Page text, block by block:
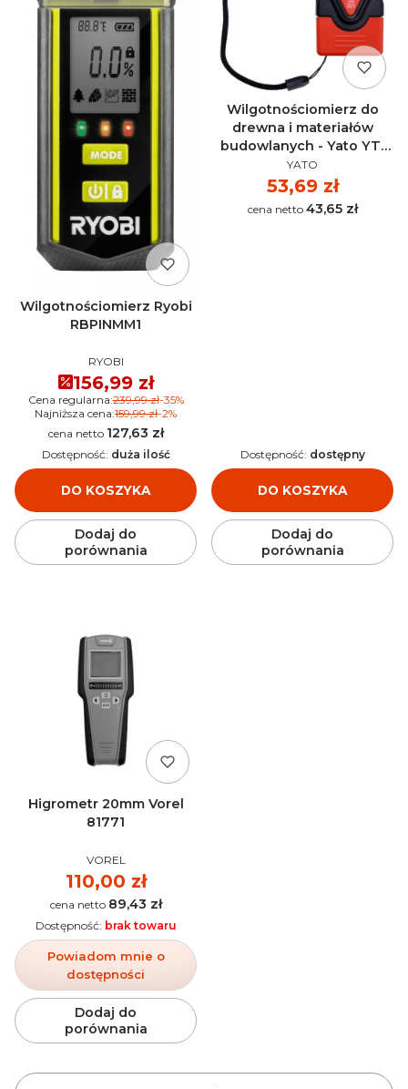
Wilgotnościomierz Ryobi
RBPINMM1
PRODUCENT
RYOBI
Cena promocyjna
156,99 zł
Cena regularna:239,99 zł-35%
Najniższa cena:159,99 zł-2%
Cena
127,63 zł
DO KOSZYKA
Dostępność: duża ilość
Dodaj do
porównania
Wilgotnościomierz do
drewna i materiałów
budowlanych - Yato YT-
73140
PRODUCENT
YATO
Cena
53,69 zł
Cena 43,65 zł
DO KOSZYKA
Dostępność: dostępny
Dodaj do
porównania
Higrometr 20mm Vorel
81771
PRODUCENT
VOREL
Cena
110,00 zł
Cena 89,43 zł
Powiadom mnie o
dostępności
Dostępność: brak towaru
Dodaj do
porównania